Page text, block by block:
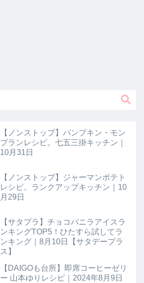
【ノンストップ】パンプキン・モン
ブランレシピ。七五三掛キッチン｜
10月31日
【ノンストップ】ジャーマンポテト
レシピ。ランクアップキッチン｜10
月29日
【サタプラ】チョコバニラアイスラ
ンキングTOP5！ひたすら試してラ
ンキング｜8月10日【サタデープラ
ス】
【DAIGOも台所】即席コーヒーゼリ
ー 山本ゆりレシピ｜2024年8月9日